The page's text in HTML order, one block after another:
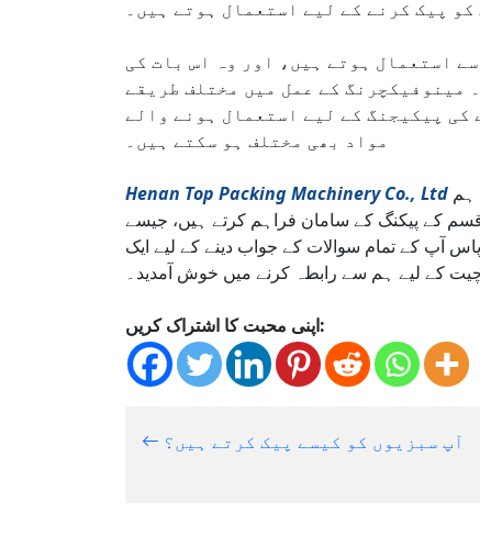
کو پیک کرنے کے لیے استعمال ہوتے ہیں۔
استعمال ہوتے ہیں، اور وہ اس بات کی
مینوفیکچرنگ کے عمل میں مختلف طریقے
کی پیکیجنگ کے لیے استعمال ہونے والے
مواد بھی مختلف ہو سکتے ہیں۔
Henan Top Packing Machinery Co., Ltd
آپ کے تمام سوالات کے جواب دینے کے لیے ایک
چیت کے لیے ہم سے رابطہ کرنے میں خوش آمدید۔
اپنی محبت کا اشتراک کریں:
آپ سبزیوں کو کیسے پیک کرتے ہیں؟